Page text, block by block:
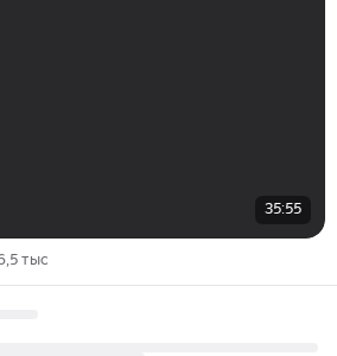
35:55
тыс